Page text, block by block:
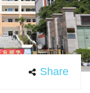
Share